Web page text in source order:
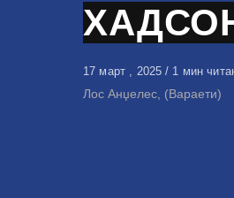
Објавено
на
17 март , 2025 1 мин
Лос Анџелес, (Вараети)